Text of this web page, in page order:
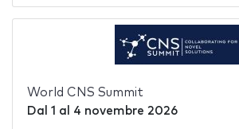
World CNS Summit
Dal 1 al 4 novembre 2026